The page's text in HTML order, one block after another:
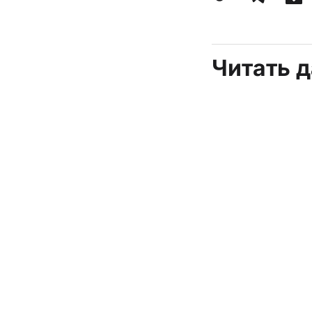
Читать